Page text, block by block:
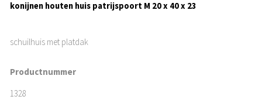
konijnen houten huis patrijspoort M 20 x 40 x 23
schuilhuis met platdak
Productnummer
1328